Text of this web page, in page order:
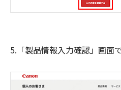
5.「製品情報入力確認」画面